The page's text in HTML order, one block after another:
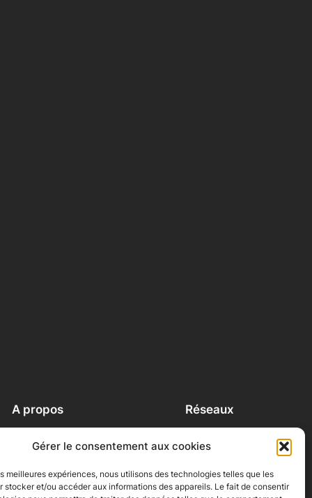
Gérer le consentement aux cookies
meilleures expériences, nous utilisons des technologies telles que les
stocker et/ou accéder aux informations des appareils. Le fait de consentir
A propos
Contact
Politique de cookies (UE)
Réseaux
Instagram